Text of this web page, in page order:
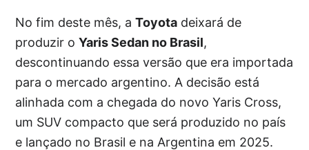
No fim deste mês, aToyota deixará de
produzir oYaris Sedan no Brasil,
descontinuando essa versão que era importada
para o mercado argentino. A decisão está
alinhada com a chegada do novo Yaris Cross,
um SUV compacto que será produzido no país
e lançado no Brasil e na Argentina em 2025.